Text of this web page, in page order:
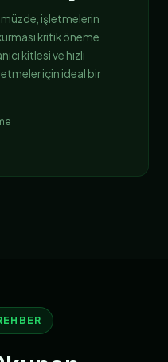
işletmelerin
kritik öneme
kitlesi ve hızlı
için ideal bir